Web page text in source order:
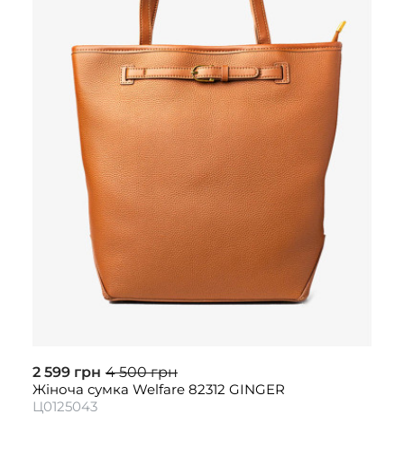
2 599 грн 4 500 грн
Жіноча сумка Welfare 82312 GINGER
Ц0125043